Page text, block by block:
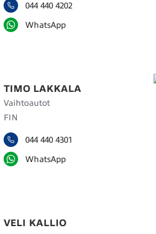
044 440 4202
WhatsApp
TIMO LAKKALA
Vaihtoautot
FIN
044 440 4301
WhatsApp
VELI KALLIO